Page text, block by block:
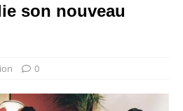
son nouveau
0